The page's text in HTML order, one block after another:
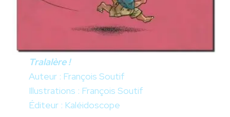
Tralalère !
Auteur : François Soutif
Illustrations : François Soutif
Éditeur : Kaléidoscope